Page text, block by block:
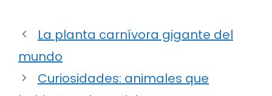
La planta carnívora gigante del
mundo
Curiosidades: animales que